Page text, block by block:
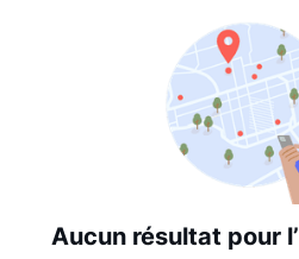
Date: les plus anciens d’abord
Aucun résultat pour